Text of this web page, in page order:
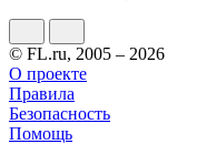
© FL.ru, 2005 – 2026
О проекте
Правила
Безопасность
Помощь